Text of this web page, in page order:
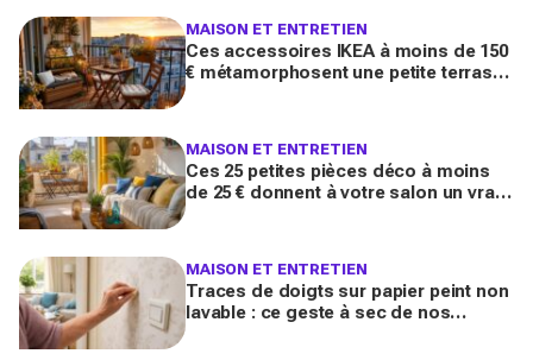
MAISON ET ENTRETIEN
Ces accessoires IKEA à moins de 150
€ métamorphosent une petite terrasse
MAISON ET ENTRETIEN
Ces 25 petites pièces déco à moins
de 25 € donnent à votre salon un vrai
MAISON ET ENTRETIEN
Traces de doigts sur papier peint non
lavable : ce geste à sec de nos